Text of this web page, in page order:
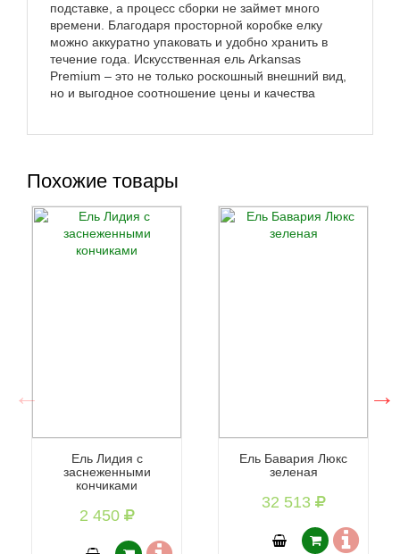
подставке, а процесс сборки не займет много
времени. Благодаря просторной коробке елку
можно аккуратно упаковать и удобно хранить в
течение года. Искусственная ель Arkansas
Premium – это не только роскошный внешний вид,
но и выгодное соотношение цены и качества
Похожие товары
Ель Лидия с
заснеженными
кончиками
2 450
Ель Бавария Люкс
зеленая
32 513